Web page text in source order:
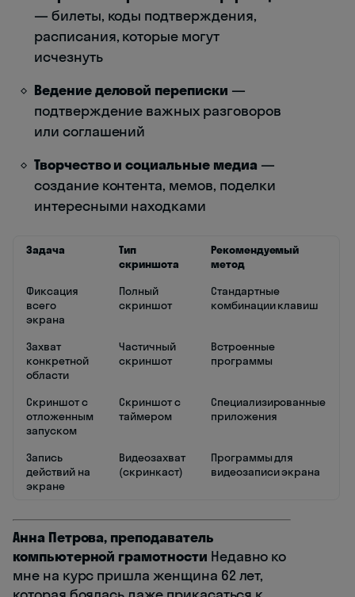
— билеты, коды подтверждения,
расписания, которые могут
исчезнуть
Ведение деловой переписки —
подтверждение важных разговоров
или соглашений
Творчество и социальные медиа —
создание контента, мемов, поделки
интересными находками
Задача
Тип
скриншота
Рекомендуемый
метод
Фиксация
всего
экрана
Полный
скриншот
Стандартные
комбинации клавиш
Захват
конкретной
области
Частичный
скриншот
Встроенные
программы
Скриншот с
отложенным
запуском
Скриншот с
таймером
Специализированные
приложения
Запись
действий на
экране
Видеозахват
(скринкаст)
Программы для
видеозаписи экрана
Анна Петрова, преподаватель
компьютерной грамотности Недавно ко
мне на курс пришла женщина 62 лет,